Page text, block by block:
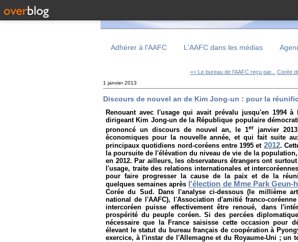
Adhérer à l'AAFC L'AAFC dans les médias
<< Le bureau de l'AAFC reçu par... Corée
1 janvier 2013
Discours de nouvel an de Kim Jong-un : pour la
Renouant avec l'usage qui avait prévalu jusqu'en 1994
dirigeant Kim Jong-un de la République populaire
prononcé un discours de nouvel an, le 1erjanvier
économiques pour la nouvelle année, et qui fait suite
principaux quotidiens nord-coréens entre 1995 et 2012.
la poursuite de l'élévation du niveau de vie de la
en 2012. Par ailleurs, les observateurs étrangers ont
l'usage, traite des relations internationales et
pour faire progresser la cause de la paix et de la
quelques semaines après l'élection de Mme Park Geun-
Corée du Sud. Dans l'analyse ci-dessous (le millième
national de l'AAFC), l'Association d'amitié franco-
intercoréen puisse effectivement être renoué, dans
prospérité du peuple coréen. Si des percées
nécessaire que la France saisisse cette occasion pour
élevant le statut du bureau français de coopération à
exercice, à l'instar de l'Allemagne et du Royaume-Uni ; un